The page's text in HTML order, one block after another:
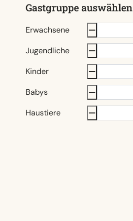
Gastgruppe auswählen
Erwachsene
Jugendliche
Kinder
Babys
Haustiere